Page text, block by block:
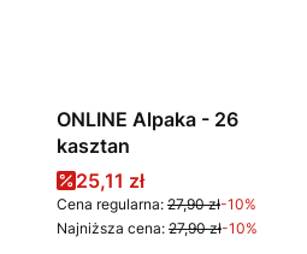
ONLINE Alpaka - 26
kasztan
Cena promocyjna
25,11 zł
Cena regularna: 27,90 zł-10%
Najniższa cena: 27,90 zł-10%